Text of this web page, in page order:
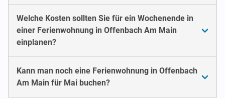
Welche Kosten sollten Sie für ein Wochenende in
einer Ferienwohnung in Offenbach Am Main
einplanen?
Kann man noch eine Ferienwohnung in Offenbach
Am Main für Mai buchen?